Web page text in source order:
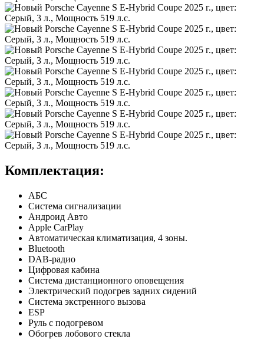
Комплектация:
АБС
Система сигнализации
Андроид Авто
Apple CarPlay
Автоматическая климатизация, 4 зоны.
Bluetooth
DAB-радио
Цифровая кабина
Система дистанционного оповещения
Электрический подогрев задних сидений
Система экстренного вызова
ESP
Руль с подогревом
Обогрев лобового стекла